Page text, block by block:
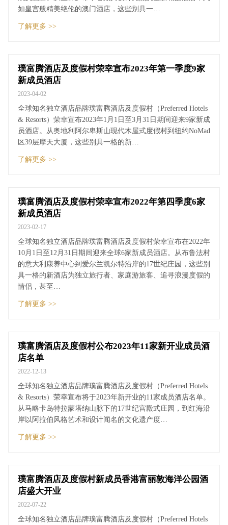
如皇宫般精美绝伦的澳门酒店，这些别具一…
了解更多 >>
璞富腾酒店及度假村荣幸宣布2023年第一季度9家
新成员酒店
2023-04-02
全球知名独立酒店品牌璞富腾酒店及度假村（Preferred Hotels
& Resorts）荣幸宣布2023年1月1日至3月31日期间迎来9家新成
员酒店。从奥地利阿尔卑斯山现代木屋式度假村到纽约NoMad
区39层摩天大厦，这些别具一格的新…
了解更多 >>
璞富腾酒店及度假村荣幸宣布2022年第四季度6家
新成员酒店
2023-02-17
全球知名独立酒店品牌璞富腾酒店及度假村荣幸宣布在2022年
10月1日至12月31日期间迎来全球6家新成员酒店。从布鲁法村
的意大利康养中心到爱尔兰凯尔特沿岸的17世纪庄园，这些别
具一格的新酒店为独立旅行者、家庭游旅客、追寻浪漫度假的
情侣，甚至…
了解更多 >>
璞富腾酒店及度假村公布2023年11家新开业成员酒
店名单
2022-12-13
全球知名独立酒店品牌璞富腾酒店及度假村（Preferred Hotels
& Resorts）荣幸宣布将于2023年新开业的11家成员酒店名单。
从马略卡岛特拉蒙塔纳山脉下的17世纪宫殿式庄园，到红海沿
岸以阿拉伯风格艺术和设计闻名的文化遗产度…
了解更多 >>
璞富腾酒店及度假村新成员香港富丽敦海洋公园酒
店盛大开业
2022-07-22
全球知名独立酒店品牌璞富腾酒店及度假村（Preferred Hotels